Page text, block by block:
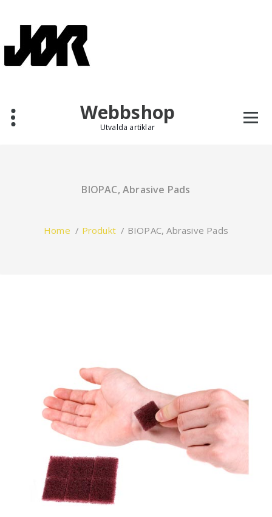
content
Webbshop
Utvalda artiklar
BIOPAC, Abrasive Pads
Home / Produkt / BIOPAC, Abrasive Pads